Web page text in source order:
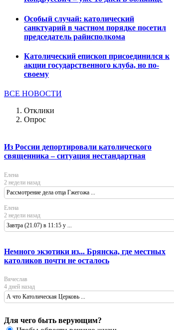
Особый случай: католический
санктуарий в частном порядке посетил
председатель райисполкома
Католический епископ присоединился к
акции государственного клуба, но по-
своему
ВСЕ НОВОСТИ
Отклики
Опрос
Из России депортировали католического
священника – ситуация нестандартная
Елена
2 недели назад
Рассмотрение дела отца Гжегожа ...
Елена
2 недели назад
Завтра (21.07) в 11:15 у ...
Немного экзотики из... Брянска, где местных
католиков почти не осталось
Вячеслав
4 дней назад
А что Католическая Церковь ...
Для чего быть верующим?